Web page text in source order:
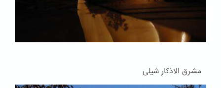
مشرق الاذکار شیلی